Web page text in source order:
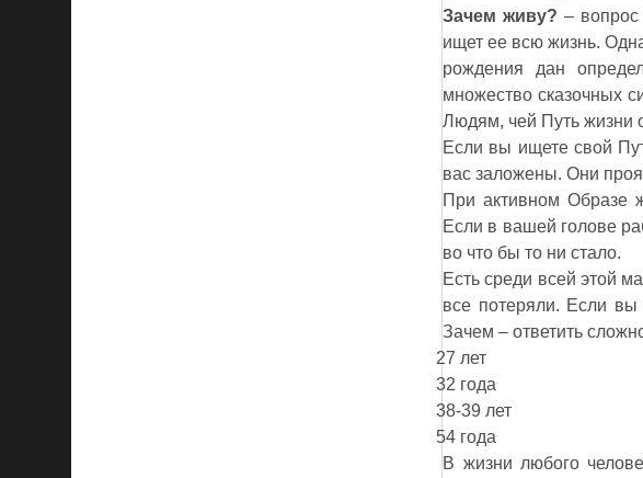
Зачем живу? –
ищет ее всю жизнь.
рождения дан
множество сказочных
Людям, чей Путь жизни
Если вы ищете свой
вас заложены. Они
При активном Образе
Если в вашей голове
во что бы то ни стало.
Есть среди всей этой
все потеряли. Если
Зачем – ответить
27 лет
32 года
38-39 лет
54 года
В жизни любого